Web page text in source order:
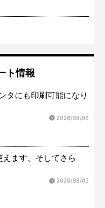
ト情報
タにも印刷可能になり
2026/08/06
ます、そしてさら
2026/08/03